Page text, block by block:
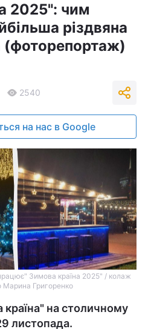
2025": чим
різдвяна
(фоторепортаж)
2540
на нас в Google
Зимова країна 2025" / колаж
Марина Григоренко
на столичному
листопада.